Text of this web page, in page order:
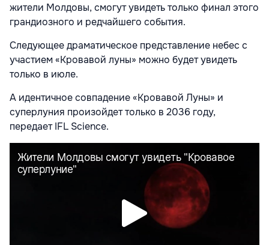
жители Молдовы, смогут увидеть только финал этого
грандиозного и редчайшего события.
Следующее драматическое представление небес с
участием «Кровавой луны» можно будет увидеть
только в июле.
А идентичное совпадение «Кровавой Луны» и
суперлуния произойдет только в 2036 году,
передает IFL Science.